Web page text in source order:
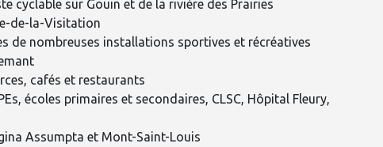
cyclable sur Gouin et de la rivière des Prairies
de-la-Visitation
de nombreuses installations sportives et récréatives
cafés et restaurants
écoles primaires et secondaires, CLSC, Hôpital Fleury,
Assumpta et Mont-Saint-Louis